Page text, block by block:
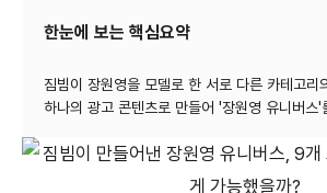
한눈에 보는 핵심요약
짐빔이 장원영을 모델로 한 서로 다른 카테고리